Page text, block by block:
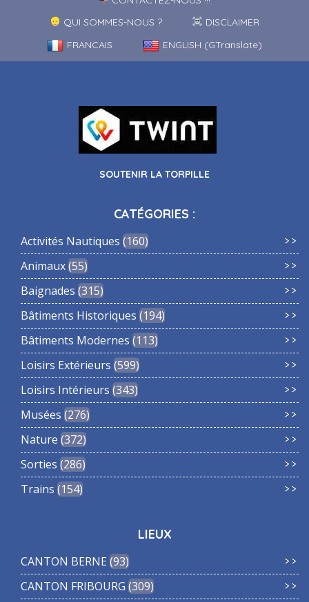
QUI SOMMES-NOUS ?
DISCLAIMER
FRANCAIS
ENGLISH (GTranslate)
SOUTENIR LA TORPILLE
CATÉGORIES :
Activités Nautiques 160
Animaux 55
Baignades 315
Bâtiments Historiques 194
Bâtiments Modernes 113
Loisirs Extérieurs 599
Loisirs Intérieurs 343
Musées 276
Nature 372
Sorties 286
Trains 154
LIEUX
CANTON BERNE 93
CANTON FRIBOURG 309